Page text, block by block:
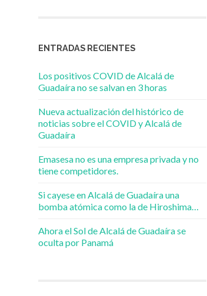
ENTRADAS RECIENTES
Los positivos COVID de Alcalá de
Guadaíra no se salvan en 3 horas
Nueva actualización del histórico de
noticias sobre el COVID y Alcalá de
Guadaíra
Emasesa no es una empresa privada y no
tiene competidores.
Si cayese en Alcalá de Guadaíra una
bomba atómica como la de Hiroshima…
Ahora el Sol de Alcalá de Guadaíra se
oculta por Panamá